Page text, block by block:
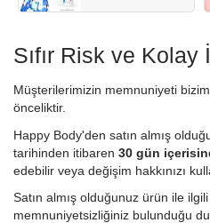
Sıfır Risk ve Kolay
Müşterilerimizin memnuniyeti
önceliktir.
Happy Body'den satın almış
tarihinden itibaren 30 gün
edebilir veya değişim hakkınızı
Satın almış olduğunuz ürün ile
memnuniyetsizliğiniz bulunduğu